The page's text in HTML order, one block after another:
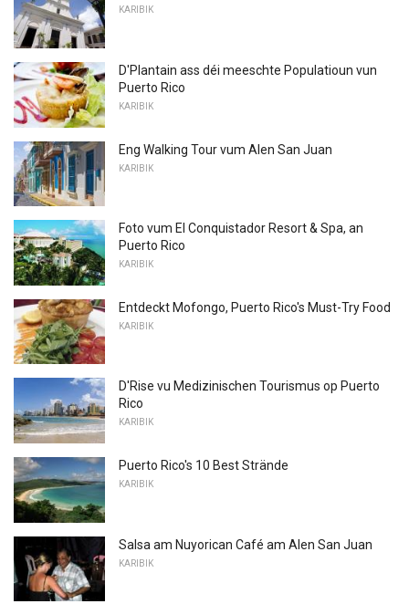
KARIBIK
D'Plantain ass déi meeschte Populatioun vun
Puerto Rico
KARIBIK
Eng Walking Tour vum Alen San Juan
KARIBIK
Foto vum El Conquistador Resort & Spa, an
Puerto Rico
KARIBIK
Entdeckt Mofongo, Puerto Rico's Must-Try Food
KARIBIK
D'Rise vu Medizinischen Tourismus op Puerto
Rico
KARIBIK
Puerto Rico's 10 Best Strände
KARIBIK
Salsa am Nuyorican Café am Alen San Juan
KARIBIK